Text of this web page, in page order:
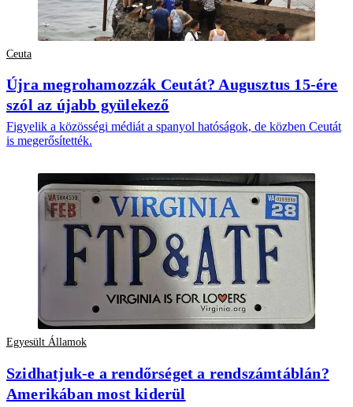
Ceuta
Újra megrohamozzák Ceutát? Augusztus 15-ére
szól az újabb gyülekező
Figyelik a közösségi médiát a spanyol hatóságok, de közben Ceutát
is megerősítették.
Egyesült Államok
Szidhatjuk-e a rendőrséget a rendszámtáblán?
Amerikában most kiderül